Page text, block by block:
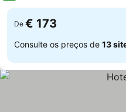
De € 173
Consulte os preços de 13